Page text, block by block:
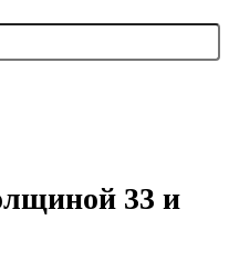
33 и